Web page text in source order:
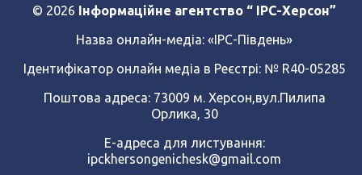
© 2026 Інформаційне агентство “ IPC-Херсон”
Назва онлайн-медіа: «ІРС-Південь»
Ідентифікатор онлайн медіа в Реєстрі: № R40-05285
Поштова адреса: 73009 м. Херсон,вул.Пилипа
Орлика, 30
Е-адреса для листування:
ipckhersongenichesk@gmail.com